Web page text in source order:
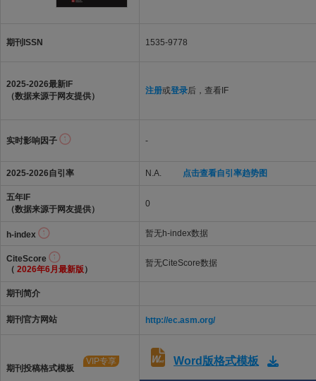
期刊ISSN 1535-9778
2025-2026最新IF
（数据来源于网友提供）
注册或登录后，查看IF
实时影响因子 -
2025-2026自引率 N.A. 点击查看自引率趋势图
五年IF
（数据来源于网友提供）
0
h-index 暂无h-index数据
CiteScore
（ 2026年6月最新版 ）
暂无CiteScore数据
期刊简介
期刊官方网站 http://ec.asm.org/
期刊投稿格式模板
VIP专享 Word版格式模板